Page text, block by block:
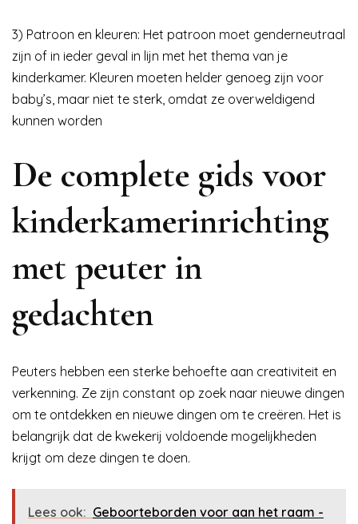
3) Patroon en kleuren: Het patroon moet genderneutraal
zijn of in ieder geval in lijn met het thema van je
kinderkamer. Kleuren moeten helder genoeg zijn voor
baby’s, maar niet te sterk, omdat ze overweldigend
kunnen worden
De complete gids voor
kinderkamerinrichting
met peuter in
gedachten
Peuters hebben een sterke behoefte aan creativiteit en
verkenning. Ze zijn constant op zoek naar nieuwe dingen
om te ontdekken en nieuwe dingen om te creëren. Het is
belangrijk dat de kwekerij voldoende mogelijkheden
krijgt om deze dingen te doen.
Lees ook: Geboorteborden voor aan het raam -